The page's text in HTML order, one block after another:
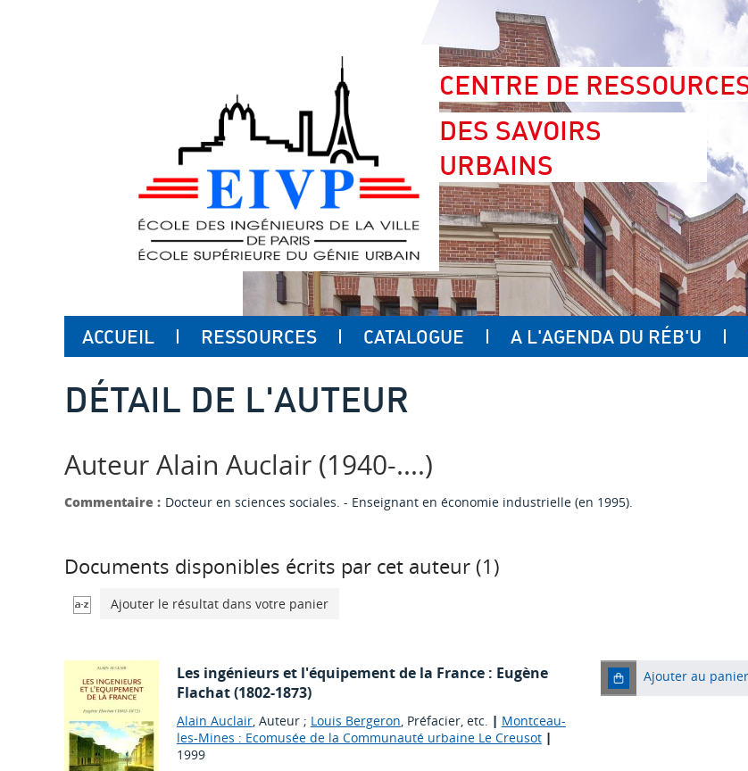
CENTRE DE
DES SAVOIRS
URBAINS
ACCUEIL RESSOURCES CATALOGUE A L'AGENDA DU RÉB'U
DÉTAIL DE L'AUTEUR
Auteur Alain Auclair (1940-....)
Commentaire : Docteur en sciences sociales. - Enseignant en économie industrielle (en 1995).
Documents disponibles écrits par cet auteur (1 )
Ajouter le résultat dans votre panier
Les ingénieurs et l'équipement de la France : Eugène
Flachat (1802-1873)
Alain Auclair, Auteur ; Louis Bergeron, Préfacier, etc. | Montceau-
les-Mines : Ecomusée de la Communauté urbaine Le Creusot|
1999
Ajouter au panier